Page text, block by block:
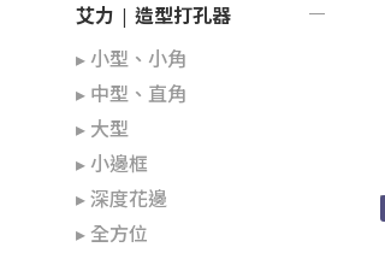
艾力 | 造型打孔器
▸ 小型、小角
▸ 中型、直角
▸ 大型
▸ 小邊框
▸ 深度花邊
▸ 全方位